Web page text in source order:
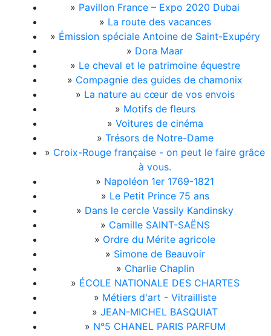
» Pavillon France – Expo 2020 Dubai
» La route des vacances
» Émission spéciale Antoine de Saint-Exupéry
» Dora Maar
» Le cheval et le patrimoine équestre
» Compagnie des guides de chamonix
» La nature au cœur de vos envois
» Motifs de fleurs
» Voitures de cinéma
» Trésors de Notre-Dame
» Croix-Rouge française - on peut le faire grâce
à vous.
» Napoléon 1er 1769-1821
» Le Petit Prince 75 ans
» Dans le cercle Vassily Kandinsky
» Camille SAINT-SAËNS
» Ordre du Mérite agricole
» Simone de Beauvoir
» Charlie Chaplin
» ÉCOLE NATIONALE DES CHARTES
» Métiers d'art - Vitrailliste
» JEAN-MICHEL BASQUIAT
» N°5 CHANEL PARIS PARFUM